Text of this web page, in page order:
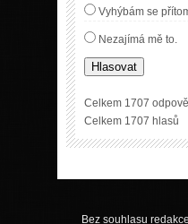
Vyhýbám se
Nezajímá mě to.
Hlasovat
Celkem 1707
Celkem 1707 hlasů
Bez souhlasu